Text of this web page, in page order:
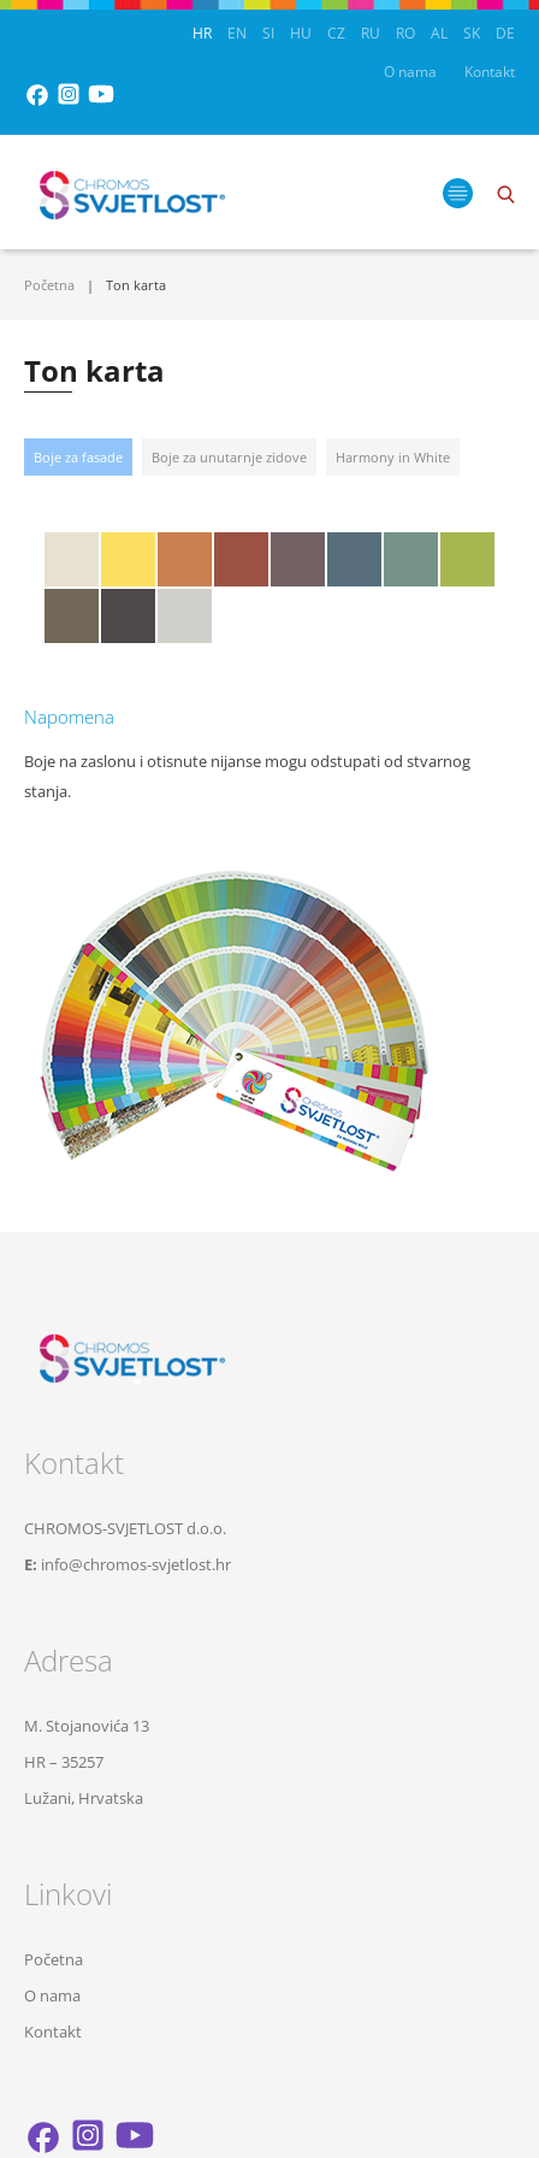
HR EN SI HU CZ RU RO AL SK
DE
O nama
Kontakt
Početna Ton karta
Ton karta
Boje za fasade Boje za unutarnje zidove Harmony in White
Napomena
Boje na zaslonu i otisnute nijanse mogu odstupati od stvarnog
stanja.
Kontakt
CHROMOS-SVJETLOST d.o.o.
E: info@chromos-svjetlost.hr
Adresa
M. Stojanovića 13
HR – 35257
Lužani, Hrvatska
Linkovi
Početna
O nama
Kontakt